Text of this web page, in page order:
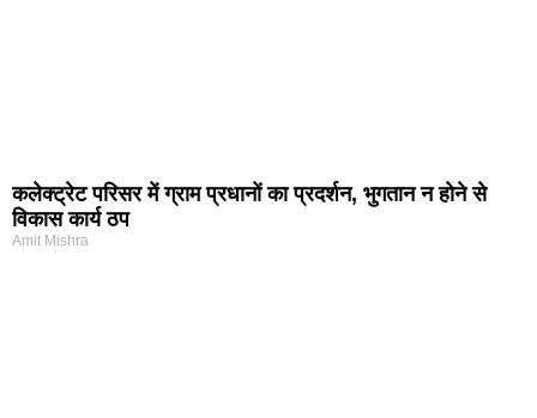
कलेक्ट्रेट परिसर में ग्राम प्रधानों का प्रदर्शन, भुगतान न होने से
विकास कार्य ठप
Amit Mishra